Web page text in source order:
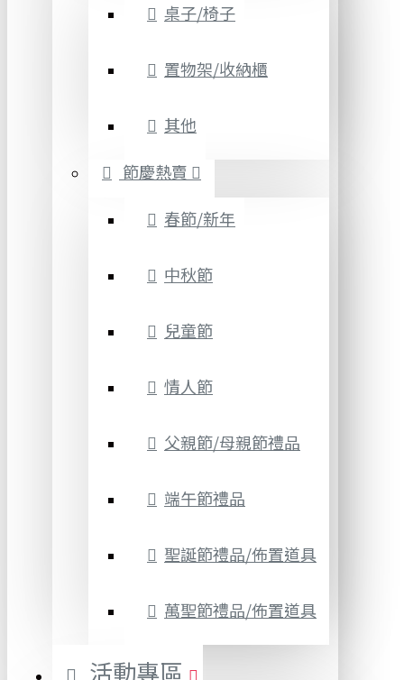
桌子/椅子
置物架/收納櫃
其他
節慶熱賣
春節/新年
中秋節
兒童節
情人節
父親節/母親節禮品
端午節禮品
聖誕節禮品/佈置道具
萬聖節禮品/佈置道具
活動專區